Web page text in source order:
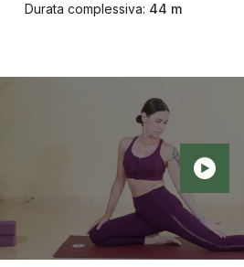
Durata complessiva: 44 m